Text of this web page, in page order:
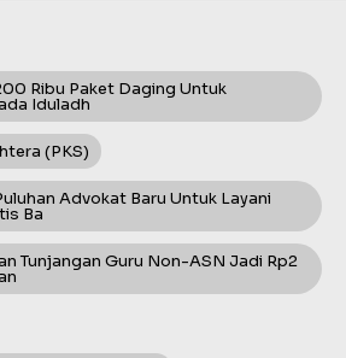
Ribu Paket Daging Untuk
Iduladh
(PKS)
Advokat Baru Untuk Layani
Ba
Tunjangan Guru Non-ASN Jadi Rp2